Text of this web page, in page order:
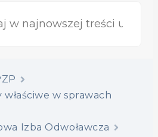
w sprawach
Izba Odwoławcza